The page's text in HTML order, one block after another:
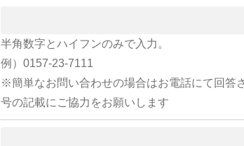
半角数字とハイフンのみで入力。
例）0157-23-7111
※簡単なお問い合わせの場合はお電話にて回答
号の記載にご協力をお願いします